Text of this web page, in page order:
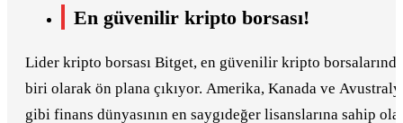
En güvenilir kripto borsası!
Lider kripto borsası Bitget, en güvenilir kripto
biri olarak ön plana çıkıyor. Amerika, Kanada ve
gibi finans dünyasının en saygıdeğer lisanslarına sahip